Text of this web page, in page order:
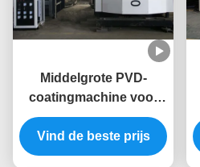
Middelgrote PVD-
coatingmachine voor
massaproductie met
vacuümkamer van
roestvrij staal
Vind de beste prijs